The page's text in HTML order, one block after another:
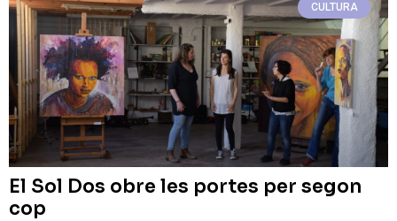
CULTURA
El Sol Dos obre les portes per segon
cop